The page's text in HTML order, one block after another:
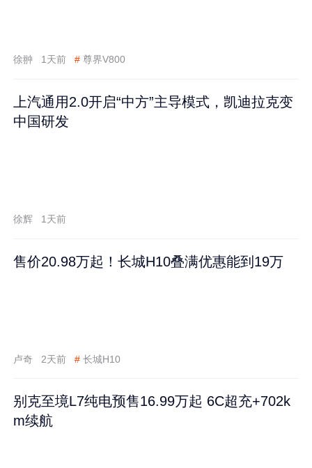
徐翀 1天前 # 尊界V800
上汽通用2.0开启“中方”主导模式，凯迪拉克变
中国研发
徐辉 1天前
售价20.98万起！长城H10叠满优惠能到19万
卢奇 2天前 # 长城H10
别克至境L7纯电预售16.99万起 6C超充+702k
m续航